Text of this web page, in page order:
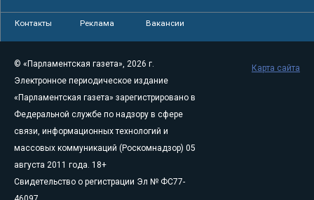
Контакты Реклама Вакансии
© «Парламентская газета», 2026 г.
Электронное периодическое издание
«Парламентская газета» зарегистрировано в
Федеральной службе по надзору в сфере
связи, информационных технологий и
массовых коммуникаций (Роскомнадзор) 05
августа 2011 года. 18+
Свидетельство о регистрации Эл № ФС77-
Карта сайта